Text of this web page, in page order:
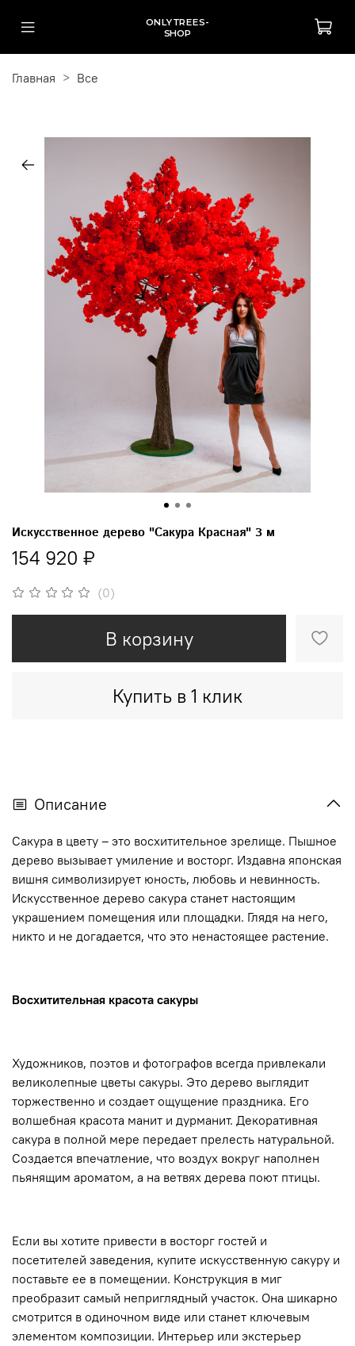
ONLYTREES-
SHOP
Главная Все
(0)
Искусственное дерево "Сакура Красная" 3 м
154 920 ₽
В корзину
Купить в 1 клик
Описание
Сакура в цвету – это восхитительное зрелище. Пышное
дерево вызывает умиление и восторг. Издавна японская
вишня символизирует юность, любовь и невинность.
Искусственное дерево сакура станет настоящим
украшением помещения или площадки. Глядя на него,
никто и не догадается, что это ненастоящее растение.
Восхитительная красота сакуры
Художников, поэтов и фотографов всегда привлекали
великолепные цветы сакуры. Это дерево выглядит
торжественно и создает ощущение праздника. Его
волшебная красота манит и дурманит. Декоративная
сакура в полной мере передает прелесть натуральной.
Создается впечатление, что воздух вокруг наполнен
пьянящим ароматом, а на ветвях дерева поют птицы.
Если вы хотите привести в восторг гостей и
посетителей заведения, купите искусственную сакуру и
поставьте ее в помещении. Конструкция в миг
преобразит самый неприглядный участок. Она шикарно
смотрится в одиночном виде или станет ключевым
элементом композиции. Интерьер или экстерьер